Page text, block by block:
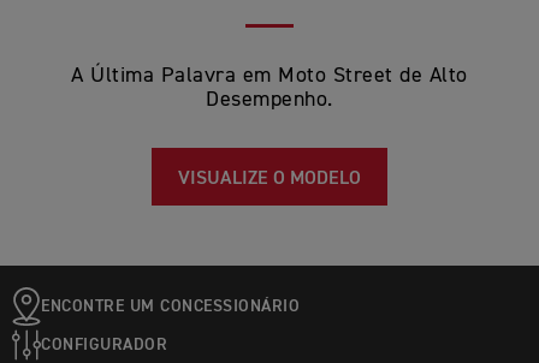
A Última Palavra em Moto Street de Alto
Desempenho.
VISUALIZE O MODELO
ENCONTRE UM CONCESSIONÁRIO
CONFIGURADOR